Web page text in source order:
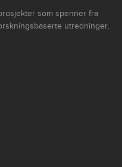
som spenner fra
utredninger,